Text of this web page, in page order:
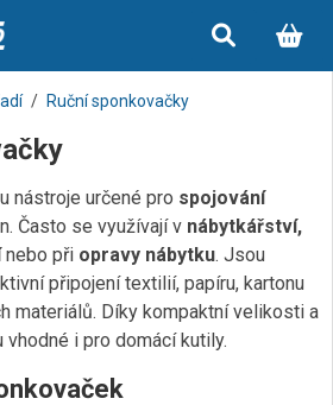
Ruční sponkovačky
nástroje určené pro spojování
Často se využívají v nábytkářství,
nebo při opravy nábytku. Jsou
připojení textilií, papíru, kartonu
materiálů. Díky kompaktní velikosti a
vhodné i pro domácí kutily.